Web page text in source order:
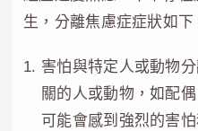
生，分離焦慮症症狀如下
害怕與特定人或動物
關的人或動物，如配
可能會感到強烈的害怕